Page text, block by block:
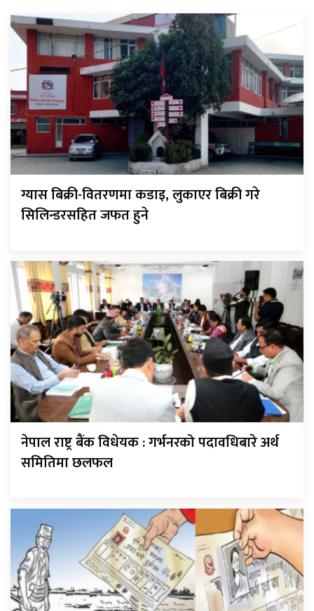
ग्यास बिक्री-वितरणमा कडाइ, लुकाएर बिक्री गरे
सिलिन्डरसहित जफत हुने
नेपाल राष्ट्र बैंक विधेयक : गर्भनरको पदावधिबारे अर्थ
समितिमा छलफल